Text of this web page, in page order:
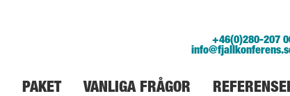
+46(0)280-207
PAKET VANLIGA FRÅGOR